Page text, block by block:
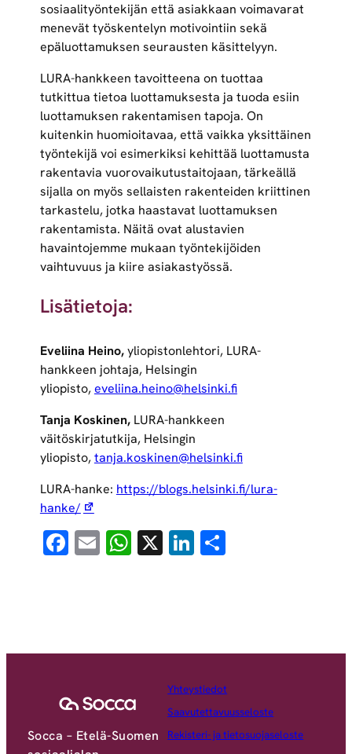
sosiaalityöntekijän että asiakkaan voimavarat
menevät työskentelyn motivointiin sekä
epäluottamuksen seurausten käsittelyyn.
LURA-hankkeen tavoitteena on tuottaa
tutkittua tietoa luottamuksesta ja tuoda esiin
luottamuksen rakentamisen tapoja. On
kuitenkin huomioitavaa, että vaikka yksittäinen
työntekijä voi esimerkiksi kehittää luottamusta
rakentavia vuorovaikutustaitojaan, tärkeällä
sijalla on myös sellaisten rakenteiden kriittinen
tarkastelu, jotka haastavat luottamuksen
rakentamista. Näitä ovat alustavien
havaintojemme mukaan työntekijöiden
vaihtuvuus ja kiire asiakastyössä.
Lisätietoja:
Eveliina Heino,yliopistonlehtori, LURA-
hankkeen johtaja, Helsingin
yliopisto,eveliina.heino@helsinki.fi
Tanja Koskinen, LURA-hankkeen
väitöskirjatutkija, Helsingin
yliopisto,tanja.koskinen@helsinki.fi
LURA-hanke: https://blogs.helsinki.fi/lura-
hanke/
Facebook
EmailWhatsApp
X LinkedIn
Share
Socca – Etelä-Suomen
Yhteystiedot
Saavutettavuusseloste
Rekisteri- ja tietosuojaseloste